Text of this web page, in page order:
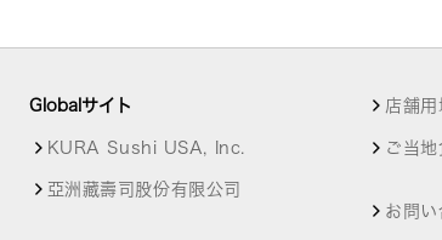
Globalサイト
KURA Sushi USA, Inc.
亞洲藏壽司股份有限公司
店舗用
ご当地
お問い